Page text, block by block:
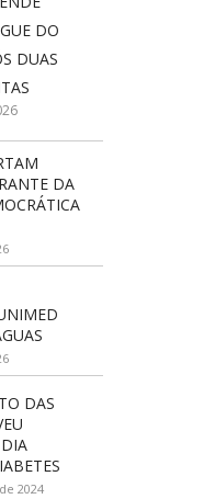
DO
DUAS
DA
DAS
2024